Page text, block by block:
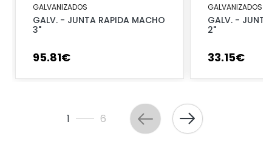
GALVANIZADOS
GALV. - JUNTA RAPIDA MACHO
3"
95.81€
GALVANIZADOS
GALV. - JUNTA
2"
33.15€
1 6